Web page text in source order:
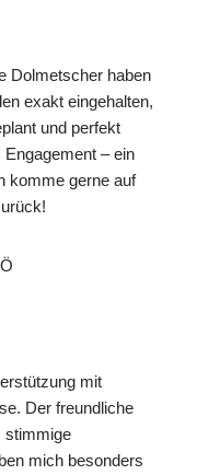
Dolmetscher haben
exakt eingehalten,
und perfekt
– ein
komme gerne auf
mit
Der freundliche
stimmige
mich besonders